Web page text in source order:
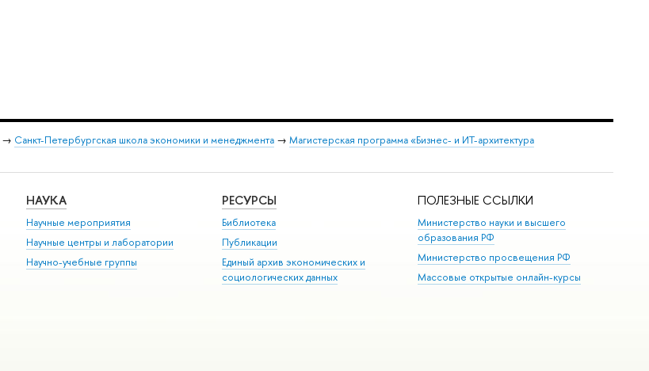
→ Санкт-Петербургская школа экономики и менеджмента→ Магистерская программа «Бизнес- и ИТ-архитектура
НАУКА
Научные мероприятия
Научные центры и лаборатории
Научно-учебные группы
РЕСУРСЫ
Библиотека
Публикации
Единый архив экономических и
социологических данных
ПОЛЕЗНЫЕ ССЫЛКИ
Министерство науки и высшего
образования РФ
Министерство просвещения РФ
Массовые открытые онлайн-курсы